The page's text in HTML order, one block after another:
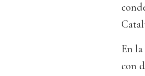
En
con